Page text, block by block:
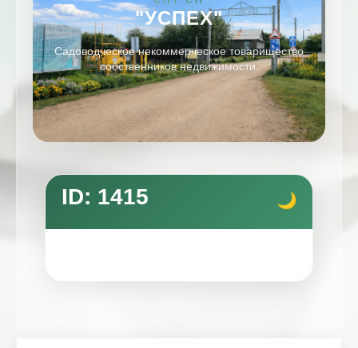
"УСПЕХ"
Садоводческое некоммерческое товарищество
собственников недвижимости.
ID: 1415